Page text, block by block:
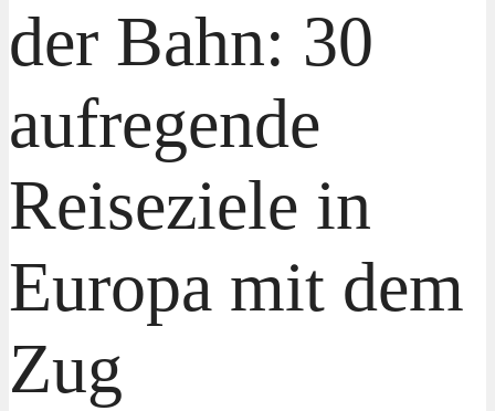
der Bahn: 30
aufregende
Reiseziele in
Europa mit dem
Zug